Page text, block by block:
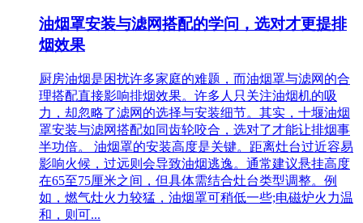
油烟罩安装与滤网搭配的学问，选对才更提排
烟效果
厨房油烟是困扰许多家庭的难题，而油烟罩与滤网的合
理搭配直接影响排烟效果。许多人只关注油烟机的吸
力，却忽略了滤网的选择与安装细节。其实，十堰油烟
罩安装与滤网搭配如同齿轮咬合，选对了才能让排烟事
半功倍。 油烟罩的安装高度是关键。距离灶台过近容易
影响火候，过远则会导致油烟逃逸。通常建议悬挂高度
在65至75厘米之间，但具体需结合灶台类型调整。例
如，燃气灶火力较猛，油烟罩可稍低一些;电磁炉火力温
和，则可...